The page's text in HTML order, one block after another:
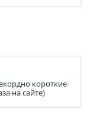
короткие
на сайте)